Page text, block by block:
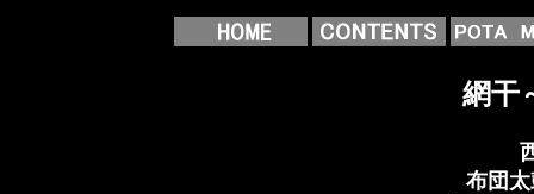
網干
布団